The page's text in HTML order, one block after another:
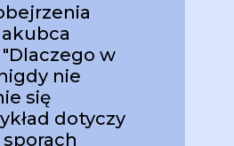
w
nie
się
dotyczy